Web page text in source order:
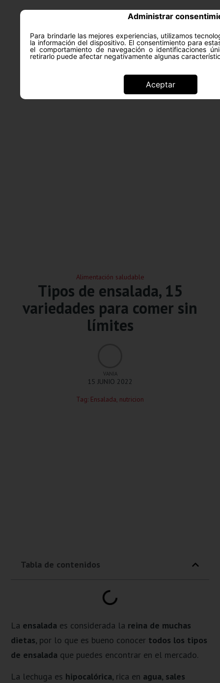
Administrar
Para brindarle las mejores experiencias, utilizamos
la información del dispositivo. El consentimiento para
el comportamiento de navegación o identificaciones
retirarlo puede afectar negativamente algunas
Aceptar
Alimentación saludable
Tipos de ensalada, 15
variedades para comer sin
límites
VANIA
15 JUNIO 2022
Tag: Ensalada, nutricion
Tabla de contenidos
La ensalada es considerada la reina de muchas
dietas, por lo que es bueno conocer todos los tipos
de ensalada que puedes encontrar en el mercado.
La lechuga es hipocalórica, rica en agua, sales